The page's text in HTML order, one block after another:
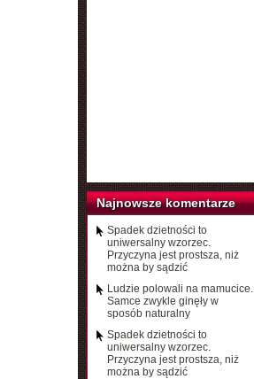
Najnowsze komentarze
Spadek dzietności to
uniwersalny wzorzec.
Przyczyna jest prostsza, niż
można by sądzić
Ludzie polowali na mamucice.
Samce zwykle ginęły w
sposób naturalny
Spadek dzietności to
uniwersalny wzorzec.
Przyczyna jest prostsza, niż
można by sądzić